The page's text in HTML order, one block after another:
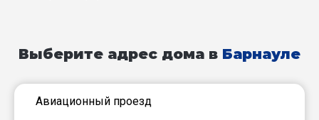
Выберите адрес дома в Барнауле
Авиационный проезд